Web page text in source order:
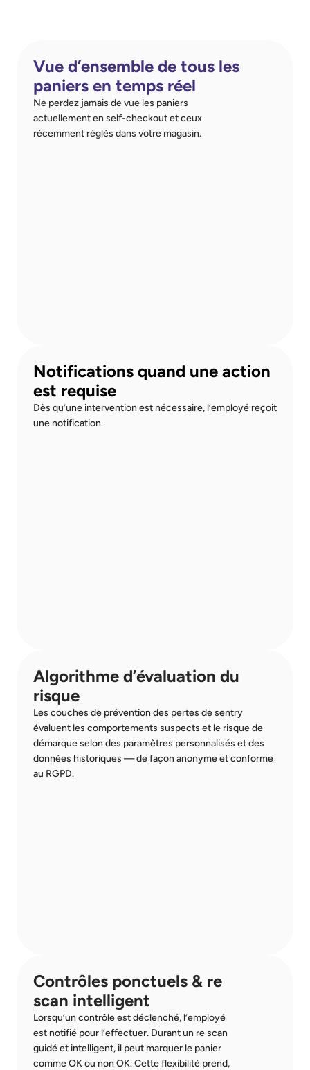
Vue d’ensemble de tous les
paniers en temps réel
Ne perdez jamais de vue les paniers
actuellement en self-checkout et ceux
récemment réglés dans votre magasin.
Notifications quand une action
est requise
Dès qu’une intervention est nécessaire, l’employé reçoit
une notification.
Algorithme d’évaluation du
risque
Les couches de prévention des pertes de sentry
évaluent les comportements suspects et le risque de
démarque selon des paramètres personnalisés et des
données historiques — de façon anonyme et conforme
au RGPD.
Contrôles ponctuels & re
scan intelligent
Lorsqu’un contrôle est déclenché, l’employé
est notifié pour l’effectuer. Durant un re scan
guidé et intelligent, il peut marquer le panier
comme OK ou non OK. Cette flexibilité prend,